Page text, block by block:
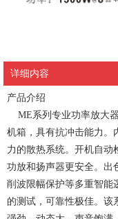
详细内容
产品介绍
ME系列专业功率放大
机箱，具有抗冲击能力。
力的散热系统。开机自动
功放和扬声器更安全。出
削波限幅保护等多重智能
的测试，可靠性极佳。该